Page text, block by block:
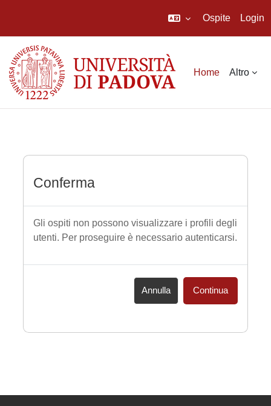
Ospite Login
Home Altro
Conferma
Gli ospiti non possono visualizzare i profili degli
utenti. Per proseguire è necessario autenticarsi.
Annulla Continua